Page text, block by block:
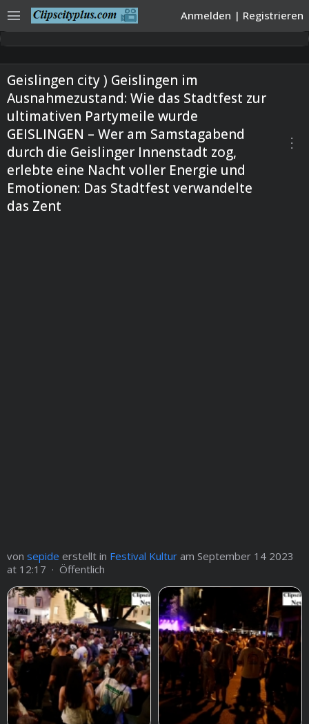
Anmelden | Registrieren
menu
Geislingen city ) Geislingen im
Ausnahmezustand: Wie das Stadtfest zur
ultimativen Partymeile wurde
GEISLINGEN – Wer am Samstagabend
durch die Geislinger Innenstadt zog,
erlebte eine Nacht voller Energie und
Emotionen: Das Stadtfest verwandelte
das Zent
more_vert
von sepide erstellt in Festival Kultur am September 14 2023
at 12:17 · Öffentlich